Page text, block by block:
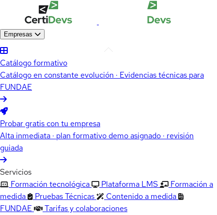
Empresas
Catálogo formativo
Catálogo en constante evolución · Evidencias técnicas para
FUNDAE
Probar gratis con tu empresa
Alta inmediata · plan formativo demo asignado · revisión
guiada
Servicios
Formación tecnológica
Plataforma LMS
Formación a
medida
Pruebas Técnicas
Contenido a medida
FUNDAE
Tarifas y colaboraciones